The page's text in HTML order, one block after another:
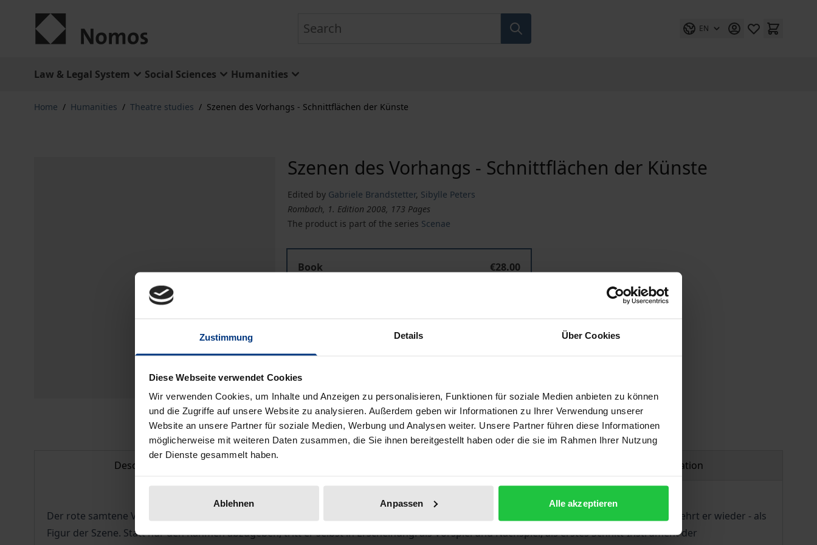
Zustimmung Details Über Cookies
Diese Webseite verwendet Cookies
Wir verwenden Cookies, um Inhalte und Anzeigen zu personalisieren, Funktionen für soziale Medien anbieten zu können
und die Zugriffe auf unsere Website zu analysieren. Außerdem geben wir Informationen zu Ihrer Verwendung unserer
Website an unsere Partner für soziale Medien, Werbung und Analysen weiter. Unsere Partner führen diese Informationen
möglicherweise mit weiteren Daten zusammen, die Sie ihnen bereitgestellt haben oder die sie im Rahmen Ihrer Nutzung
der Dienste gesammelt haben.
Ablehnen Anpassen Alle akzeptieren
EN
Law & Legal System Social Sciences Humanities
Home / Humanities / Theatre studies / Szenen des Vorhangs - Schnittflächen der Künste
Szenen des Vorhangs - Schnittflächen der Künste
Edited by Gabriele Brandstetter, Sibylle Peters
Rombach, 1. Edition 2008, 173 Pages
The product is part of the series Scenae
Book
€28.00
Delivery cost notice
Description Product safety information
Der rote samtene Vorhang: Als Pomp vergangener Theaterkonventionen war er jahrzehntelang fast von der Bühne verschwunden. Nun kehrt er wieder - als
Figur der Szene. Statt nur den Rahmen abzugeben, tritt er selbst in Erscheinung: als Vorspiel und Nachspiel, als erstes Schnitt-Instrument der